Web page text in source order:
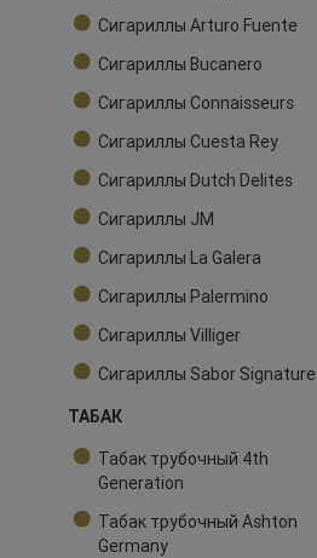
Сигариллы Arturo Fuente
Сигариллы Bucanero
Сигариллы Connaisseurs
Сигариллы Cuesta Rey
Сигариллы Dutch Delites
Сигариллы JM
Сигариллы La Galera
Сигариллы Palermino
Сигариллы Villiger
Сигариллы Sabor Signature
ТАБАК
Табак трубочный 4th
Generation
Табак трубочный Ashton
Germany